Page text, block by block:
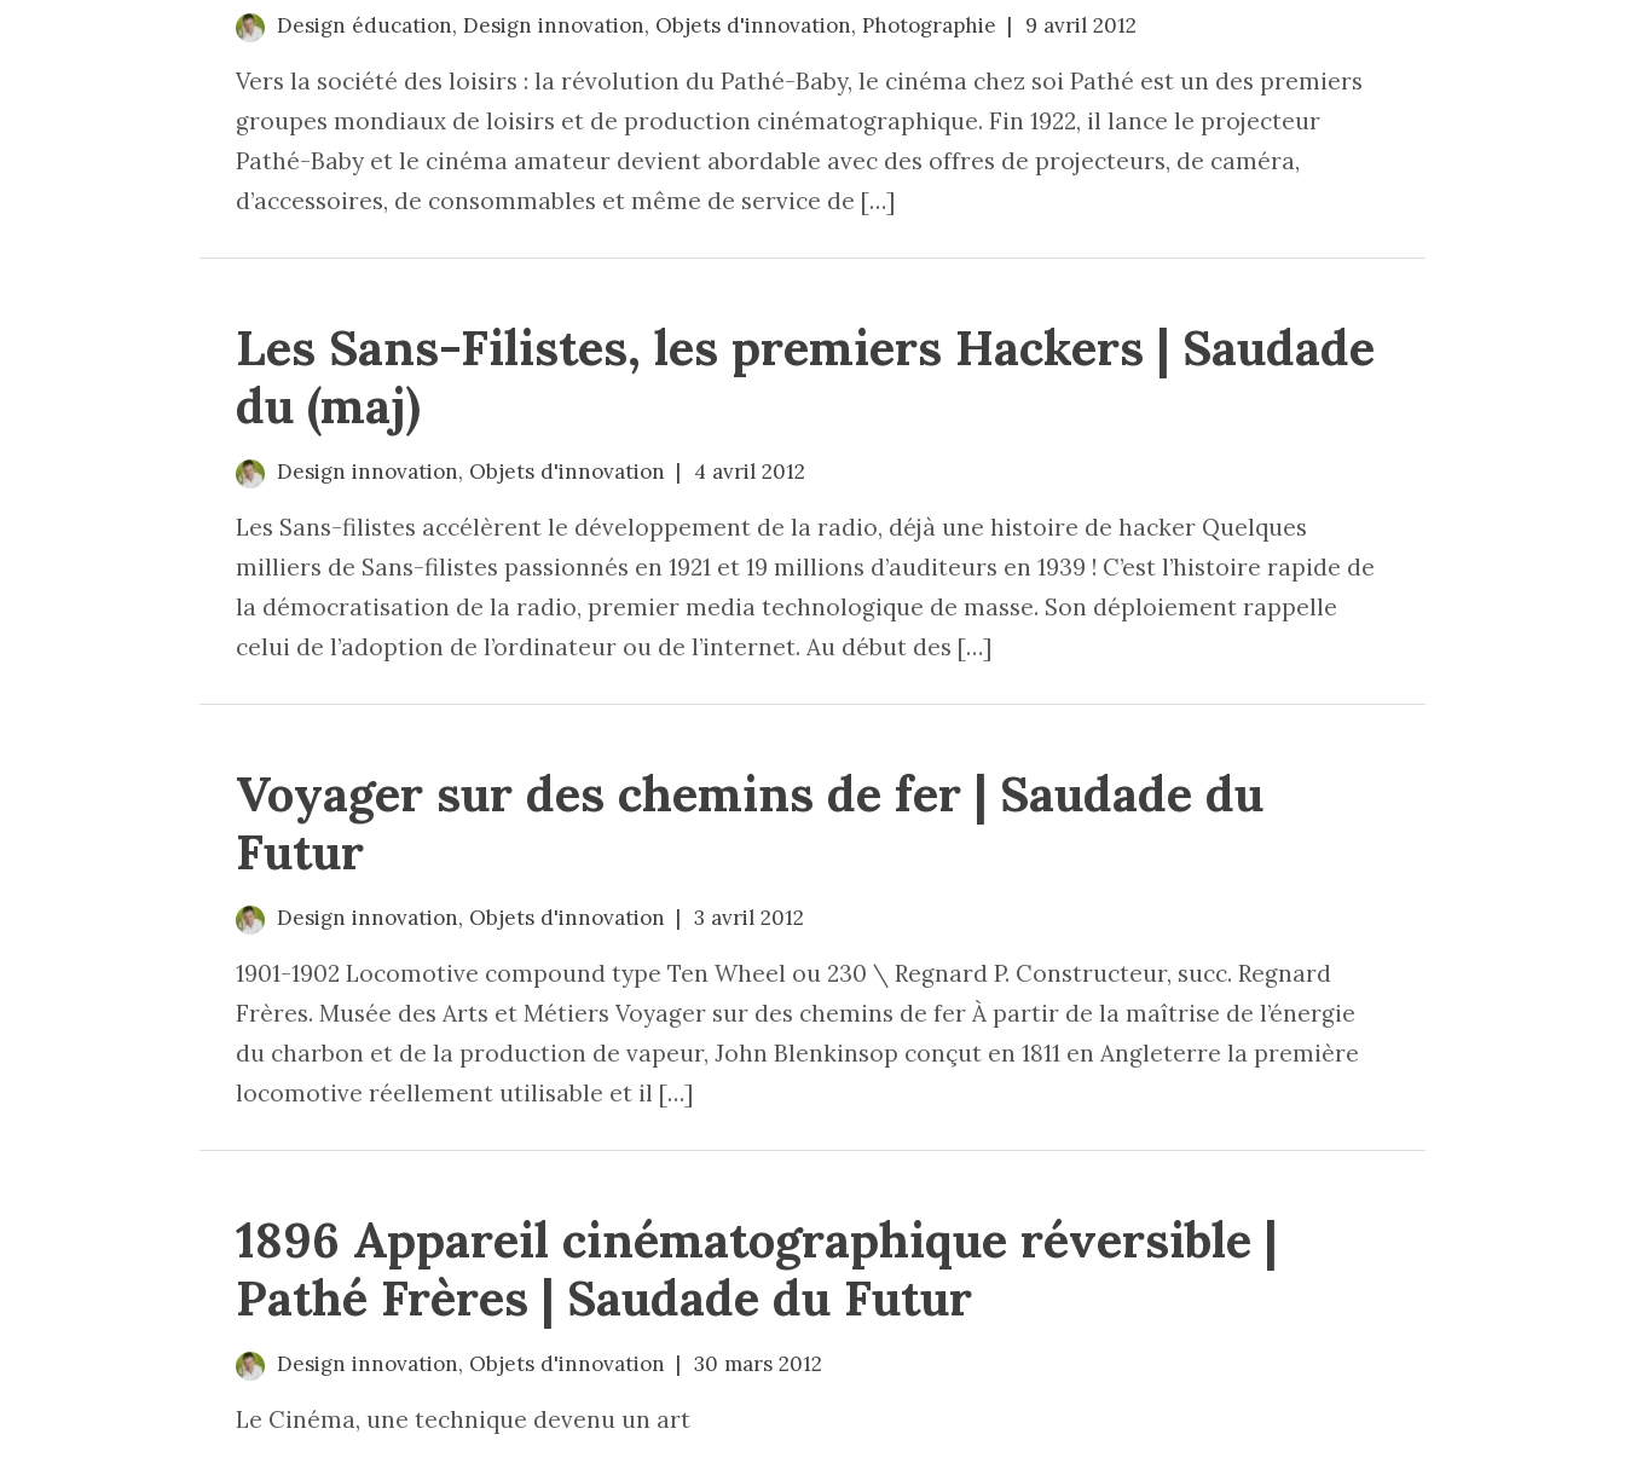
Design éducation,Design innovation, Objets d'innovation,Photographie 9 avril 2012
Vers la société des loisirs : la révolution du Pathé-Baby, le cinéma chez soi Pathé est un des premiers
groupes mondiaux de loisirs et de production cinématographique. Fin 1922, il lance le projecteur
Pathé-Baby et le cinéma amateur devient abordable avec des offres de projecteurs, de caméra,
d’accessoires, de consommables et même de service de […]
Les Sans-Filistes, les premiers Hackers | Saudade
du (maj)
Design innovation, Objets d'innovation 4 avril 2012
Les Sans-filistes accélèrent le développement de la radio, déjà une histoire de hacker Quelques
milliers de Sans-filistes passionnés en 1921 et 19 millions d’auditeurs en 1939 ! C’est l’histoire rapide de
la démocratisation de la radio, premier media technologique de masse. Son déploiement rappelle
celui de l’adoption de l’ordinateur ou de l’internet. Au début des […]
Voyager sur des chemins de fer | Saudade du
Futur
Design innovation, Objets d'innovation 3 avril 2012
1901-1902 Locomotive compound type Ten Wheel ou 230 \ Regnard P. Constructeur, succ. Regnard
Frères. Musée des Arts et Métiers Voyager sur des chemins de fer À partir de la maîtrise de l’énergie
du charbon et de la production de vapeur, John Blenkinsop conçut en 1811 en Angleterre la première
locomotive réellement utilisable et il […]
1896 Appareil cinématographique réversible |
Pathé Frères | Saudade du Futur
Design innovation, Objets d'innovation 30 mars 2012
Le Cinéma, une technique devenu un art